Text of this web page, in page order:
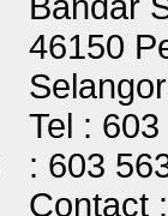
46150
Tel :
: 603
Contact